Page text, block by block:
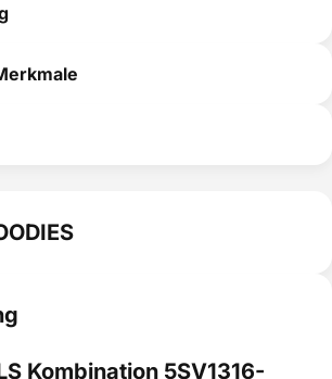
Kombination 5SV1316-